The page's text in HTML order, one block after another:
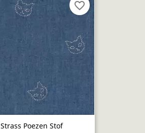
Strass Poezen Stof
favorite_border